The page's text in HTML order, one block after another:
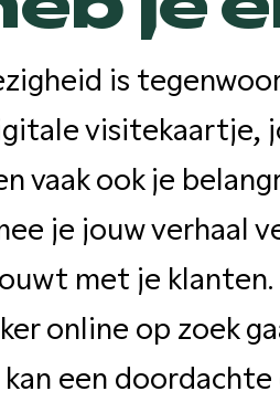
is
visitekaartje,
vaak ook je
je jouw verhaal
met je
online op zoek
een